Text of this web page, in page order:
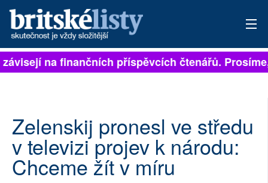
PŘIHLÁSIT
ARCHIV
ROZHOVORY
TÉMATA
na finančních příspěvcích čtenářů.
Zelenskij pronesl ve středu
v televizi projev k národu:
Chceme žít v míru